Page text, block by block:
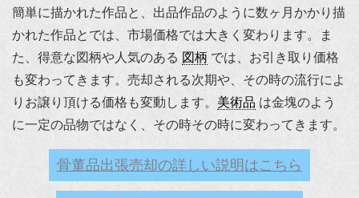
簡単に描かれた作品と、出品作品のように数ヶ月かかり描
かれた作品とでは、市場価格では大きく変わります。ま
た、得意な図柄や人気のある 図柄 では、お引き取り価格
も変わってきます。売却される次期や、その時の流行によ
りお譲り頂ける価格も変動します。 美術品 は金塊のよう
に一定の品物ではなく、その時その時に変わってきます。
骨董品出張売却の詳しい説明はこちら